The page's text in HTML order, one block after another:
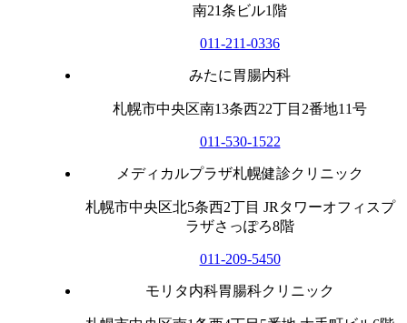
南21条ビル1階
011-211-0336
みたに胃腸内科
札幌市中央区南13条西22丁目2番地11号
011-530-1522
メディカルプラザ札幌健診クリニック
札幌市中央区北5条西2丁目 JRタワーオフィスプ
ラザさっぽろ8階
011-209-5450
モリタ内科胃腸科クリニック